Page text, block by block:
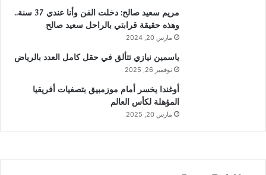
مريم سعيد صالح: دخلت الفن وأنا عندي 37 سنة..
وهذه حقيقة قرابتي بالراحل سعيد صالح
مارس 20, 2024
ياسمين نيازي تتألق في حقل كامل العدد بالرياض
نوفمبر 26, 2025
أوغندا يخسر أمام موزمبيق بتصفيات أفريقيا
المؤهلة لكأس العالم
مارس 20, 2025